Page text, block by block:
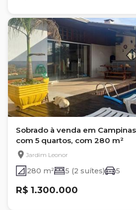
Sobrado à venda em
com 5 quartos, com 280 m²
Jardim Leonor
280 m² 5 (2 suítes) 5
R$ 1.300.000